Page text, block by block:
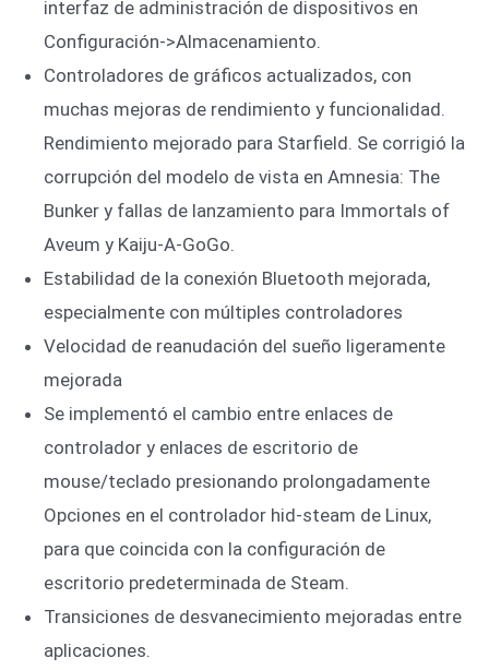
interfaz de administración de dispositivos en
Configuración->Almacenamiento.
Controladores de gráficos actualizados, con
muchas mejoras de rendimiento y funcionalidad.
Rendimiento mejorado para Starfield. Se corrigió la
corrupción del modelo de vista en Amnesia: The
Bunker y fallas de lanzamiento para Immortals of
Aveum y Kaiju-A-GoGo.
Estabilidad de la conexión Bluetooth mejorada,
especialmente con múltiples controladores
Velocidad de reanudación del sueño ligeramente
mejorada
Se implementó el cambio entre enlaces de
controlador y enlaces de escritorio de
mouse/teclado presionando prolongadamente
Opciones en el controlador hid-steam de Linux,
para que coincida con la configuración de
escritorio predeterminada de Steam.
Transiciones de desvanecimiento mejoradas entre
aplicaciones.